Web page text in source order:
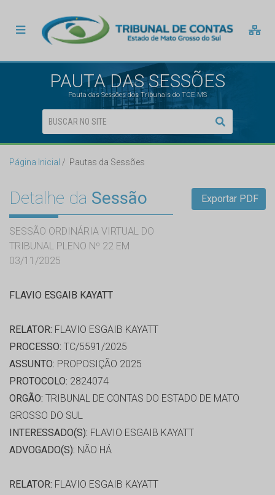
PAUTA DAS SESSÕES
Pauta das Sessões dos Tribunais do TCE MS
Página Inicial Pautas da Sessões
Detalhe da Sessão
SESSÃO ORDINÁRIA VIRTUAL DO
TRIBUNAL PLENO Nº 22 EM
03/11/2025
Exportar PDF
FLAVIO ESGAIB KAYATT
RELATOR: FLAVIO ESGAIB KAYATT
PROCESSO: TC/5591/2025
ASSUNTO: PROPOSIÇÃO 2025
PROTOCOLO: 2824074
ORGÃO: TRIBUNAL DE CONTAS DO ESTADO DE MATO
GROSSO DO SUL
INTERESSADO(S): FLAVIO ESGAIB KAYATT
ADVOGADO(S): NÃO HÁ
RELATOR: FLAVIO ESGAIB KAYATT